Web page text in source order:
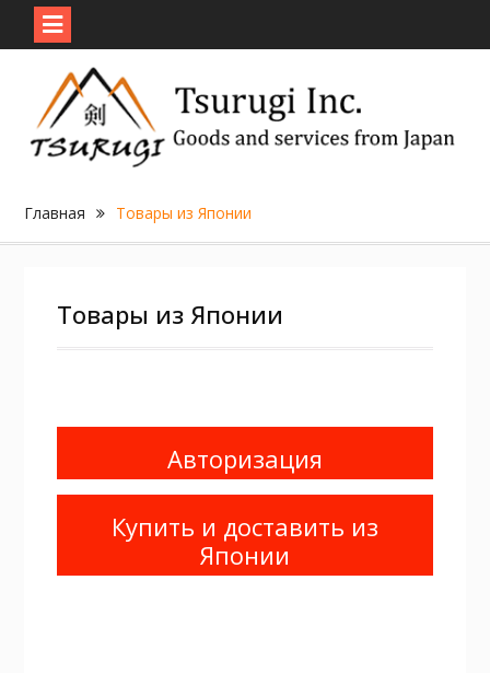
content
Главная Товары из Японии
Товары из Японии
Авторизация
Купить и доставить из
Японии